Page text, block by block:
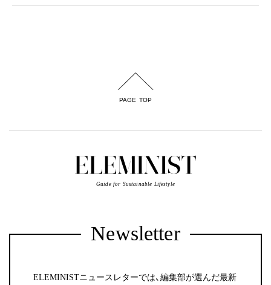
PAGE TOP
Guide for Sustainable Lifestyle
Newsletter
ELEMINISTニュースレターでは、編集部が選んだ最新